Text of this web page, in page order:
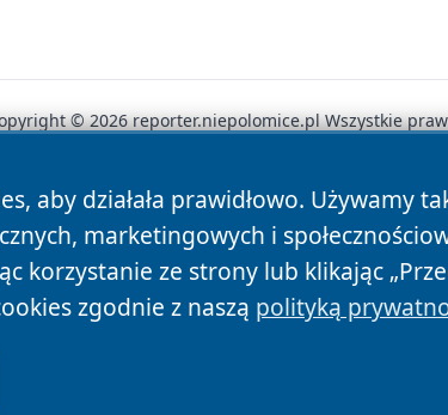
aby działała prawidłowo. Używamy
marketingowych i
korzystanie ze strony lub klikając
zgodnie z naszą polityką
© 2026 reporter.niepolomice.pl Wszystkie
News Autorzy Polityka Prywatności